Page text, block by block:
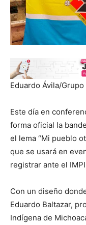
Eduardo Ávila/
Este día en
forma oficial la
el lema “Mi pueblo
que se usará en
registrar ante el
Con un diseño
Eduardo Baltazar,
Indígena de